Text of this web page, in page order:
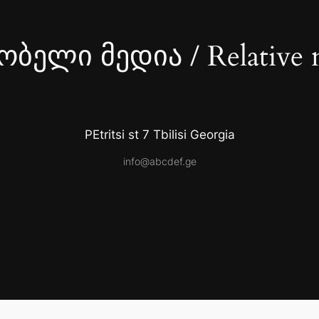
მედია / Relative
PEtritsi st 7 Tbilisi Georgia
info@abcdef.ge